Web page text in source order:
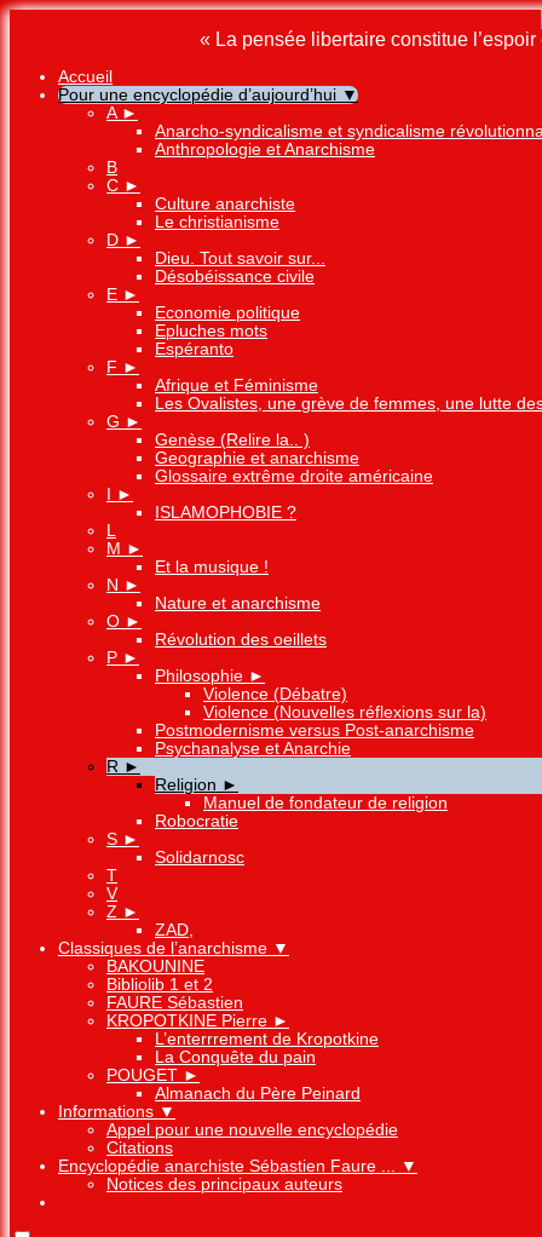
« La pensée libertaire constitue
Accueil
Pour une encyclopédie d’aujourd’hui ▼
A ►
Anarcho-syndicalisme et syndicalisme
Anthropologie et Anarchisme
B
C ►
Culture anarchiste
Le christianisme
D ►
Dieu. Tout savoir sur...
Désobéissance civile
E ►
Economie politique
Epluches mots
Espéranto
F ►
Afrique et Féminisme
Les Ovalistes, une grève de femmes, une lutte
G ►
Genèse (Relire la.. )
Geographie et anarchisme
Glossaire extrême droite américaine
I ►
ISLAMOPHOBIE ?
L
M ►
Et la musique !
N ►
Nature et anarchisme
O ►
Révolution des oeillets
P ►
Philosophie ►
Violence (Débatre)
Violence (Nouvelles réflexions sur la)
Postmodernisme versus Post-anarchisme
Psychanalyse et Anarchie
R ►
Religion ►
Manuel de fondateur de religion
Robocratie
S ►
Solidarnosc
T
V
Z ►
ZAD,
Classiques de l’anarchisme ▼
BAKOUNINE
Bibliolib 1 et 2
FAURE Sébastien
KROPOTKINE Pierre ►
L’enterrrement de Kropotkine
La Conquête du pain
POUGET ►
Almanach du Père Peinard
Informations ▼
Appel pour une nouvelle encyclopédie
Citations
Encyclopédie anarchiste Sébastien Faure ...
▼
Notices des principaux auteurs